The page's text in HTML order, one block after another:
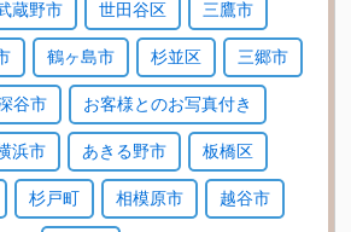
蔵野市 世田谷区 三鷹市
鶴ヶ島市 杉並区 三郷市
谷市 お客様とのお写真付き
浜市 あきる野市 板橋区
杉戸町 相模原市 越谷市